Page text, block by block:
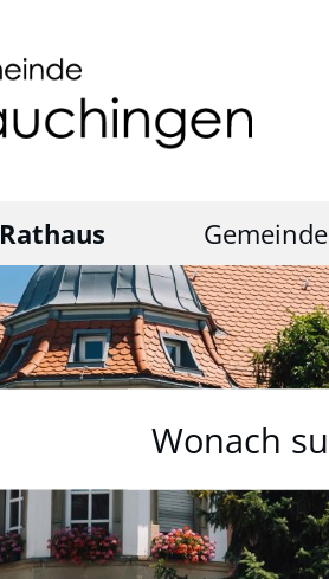
Rathaus Gemeinde